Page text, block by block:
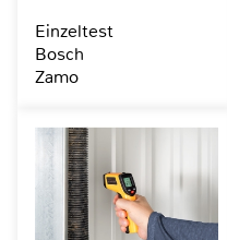
Einzeltest
Bosch
Zamo